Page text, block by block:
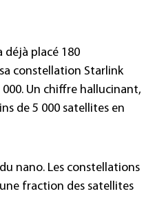
déjà placé 180
constellation Starlink
Un chiffre hallucinant,
de 5 000 satellites en
nano. Les constellations
fraction des satellites